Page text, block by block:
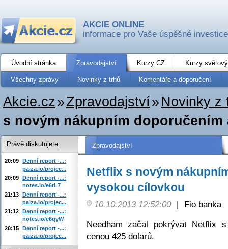
AKCIE ONLINE
informace pro Vaše úspěšné investice
Úvodní stránka Zpravodajství Kurzy CZ Kurzy
Všechny zprávy Novinky z trhů Komentáře a doporučení
Akcie.cz»Zpravodajství» Novinky z
s novým nákupním
Zpravodajství
Netflix s novým
vysokou cílovkou
10.10.2013 12:52:00 |
Fio banka
Needham začal pokrývat Netflix
cenou 425 dolarů.
Právě diskutujete
20:09 Denní report -...:
paiza.io/projec...
20:09 Denní report -...:
notes.io/e6rL7
21:13 Denní report -...:
paiza.io/projec...
21:12 Denní report -...:
notes.io/e6qyW
20:15 Denní report -...:
paiza.io/projec...